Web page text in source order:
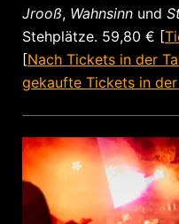
Jrooß, Wahnsinn und
Stehplätze. 59,80 € [
[Nach Tickets in der
gekaufte Tickets in